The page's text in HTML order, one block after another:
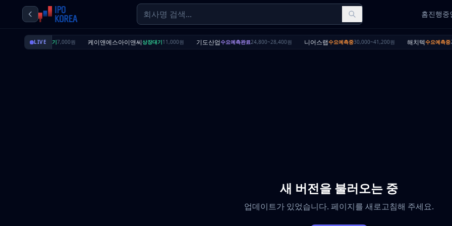
홈진행중
LIVE
딜리셔스상장대기7,000원 케이앤에스아이앤씨상장대기11,000원 기도산업수요예측완료24,800~28,400원 니어스랩수요예측중30,000~41,200원 해치텍수요예측중
새 버전을 불러오는 중
업데이트가 있었습니다. 페이지를 새로고침해 주세요.